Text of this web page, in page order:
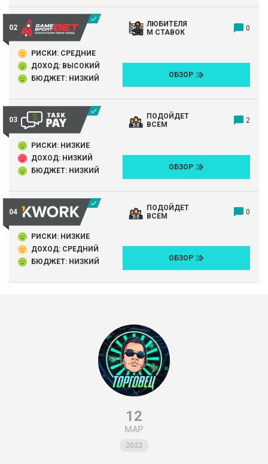
ЛЮБИТЕЛЯ
М СТАВОК
0
РИСКИ: СРЕДНИЕ
ДОХОД: ВЫСОКИЙ
БЮДЖЕТ: НИЗКИЙ
ОБЗОР
ПОДОЙДЕТ
ВСЕМ
2
РИСКИ: НИЗКИЕ
ДОХОД: НИЗКИЙ
БЮДЖЕТ: НИЗКИЙ
ОБЗОР
ПОДОЙДЕТ
ВСЕМ
0
РИСКИ: НИЗКИЕ
ДОХОД: СРЕДНИЙ
БЮДЖЕТ: НИЗКИЙ
ОБЗОР
12
МАР
2022